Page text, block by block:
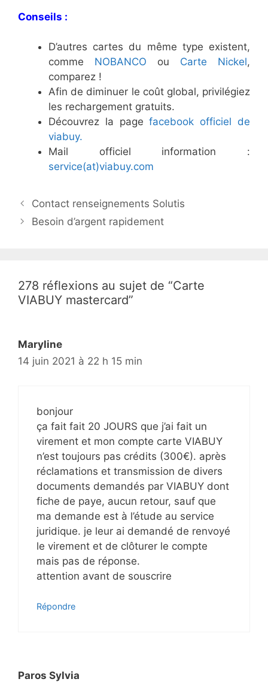
Conseils :
D’autres cartes du même type existent,
comme NOBANCO ou Carte Nickel,
comparez !
Afin de diminuer le coût global, privilégiez
les rechargement gratuits.
Découvrez la pagefacebook officiel de
viabuy.
Mail officiel information :
service(at)viabuy.com
N
a
t
d
e
Contact renseignements Solutis
Besoin d’argent rapidement
278 réflexions au sujet de “Carte
VIABUY mastercard”
Maryline
14 juin 2021 à 22 h 15 min
bonjour
ça fait fait 20 JOURS que j’ai fait un
virement et mon compte carte VIABUY
n’est toujours pas crédits (300€). après
réclamations et transmission de divers
documents demandés par VIABUY dont
fiche de paye, aucun retour, sauf que
ma demande est à l’étude au service
juridique. je leur ai demandé de renvoyé
le virement et de clôturer le compte
mais pas de réponse.
attention avant de souscrire
Répondre
Paros Sylvia